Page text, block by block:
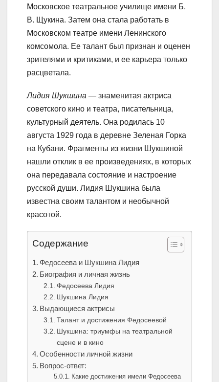
Московское театральное училище имени Б.
В. Щукина. Затем она стала работать в
Московском театре имени Ленинского
комсомола. Ее талант был признан и оценен
зрителями и критиками, и ее карьера только
расцветала.
Лидия Шукшина — знаменитая актриса
советского кино и театра, писательница,
культурный деятель. Она родилась 10
августа 1929 года в деревне Зеленая Горка
на Кубани. Фрагменты из жизни Шукшиной
нашли отклик в ее произведениях, в которых
она передавала состояние и настроение
русской души. Лидия Шукшина была
известна своим талантом и необычной
красотой.
Содержание
Федосеева и Шукшина Лидия
Биография и личная жизнь
Федосеева Лидия
Шукшина Лидия
Выдающиеся актрисы
Талант и достижения Федосеевой
Шукшина: триумфы на театральной
сцене и в кино
Особенности личной жизни
Вопрос-ответ:
Какие достижения имели Федосеева